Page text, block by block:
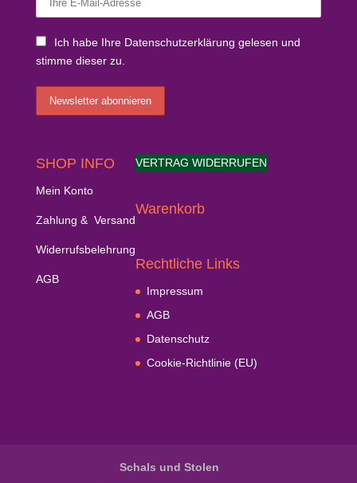
Ich habe Ihre Datenschutzerklärung gelesen und
stimme dieser zu.
SHOP INFO
Mein Konto
Zahlung & Versand
Widerrufsbelehrung
AGB
VERTRAG WIDERRUFEN
Warenkorb
Rechtliche Links
Impressum
AGB
Datenschutz
Cookie-Richtlinie (EU)
Schals und Stolen